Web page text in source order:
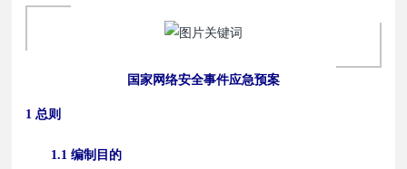
国家网络安全事件应急预案
1 总则
1.1 编制目的